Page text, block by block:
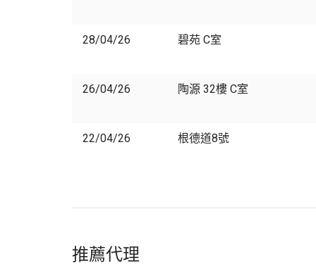
28/04/26 碧苑 C室
26/04/26 陶源 32樓 C室
22/04/26 根德道8號
推薦代理